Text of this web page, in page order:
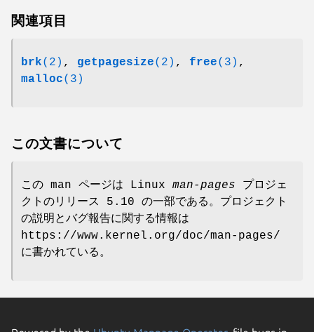
関連項目
brk(2) , getpagesize(2) , free(3) ,
malloc(3)
この文書について
この man ページは Linux man-pages プロジェ
クトのリリース 5.10 の一部である。プロジェクト
の説明とバグ報告に関する情報は
https://www.kernel.org/doc/man-pages/
に書かれている。